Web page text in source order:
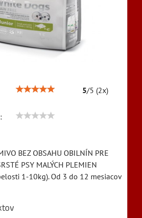
5/5 (2x)
BEZ OBSAHU OBILNÍN PRE
PSY MALÝCH PLEMIEN
1-10kg). Od 3 do 12 mesiacov